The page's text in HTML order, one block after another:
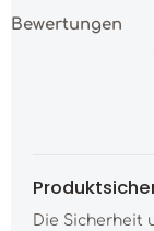
Bewertungen
Die Sicherheit